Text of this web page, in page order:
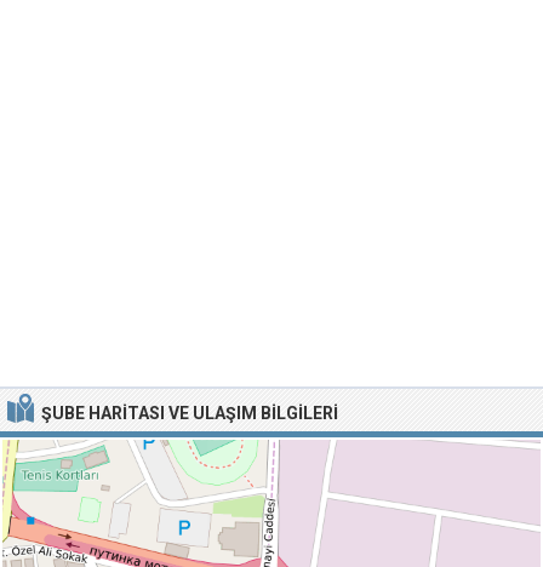
ŞUBE HARITASI VE ULAŞIM BILGILERI